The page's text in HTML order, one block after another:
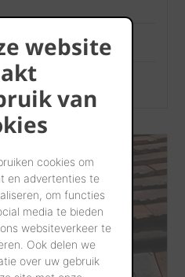
website
van
cookies om
en advertenties te
om functies
media te bieden
websiteverkeer te
Ook delen we
over uw gebruik